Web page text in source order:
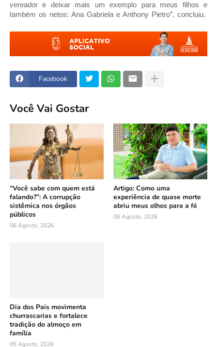
vereador e deixar mais um exemplo para meus filhos e
também os netos: Ana Gabriela e Anthony Pietro”, concluiu.
Facebook
Você Vai Gostar
“Você sabe com quem está
falando?”: A corrupção
sistêmica nos órgãos
públicos
06 Agosto, 2026
Artigo: Como uma
experiência de quase morte
abriu meus olhos para a fé
06 Agosto, 2026
Dia dos Pais movimenta
churrascarias e fortalece
tradição do almoço em
família
05 Agosto, 2026